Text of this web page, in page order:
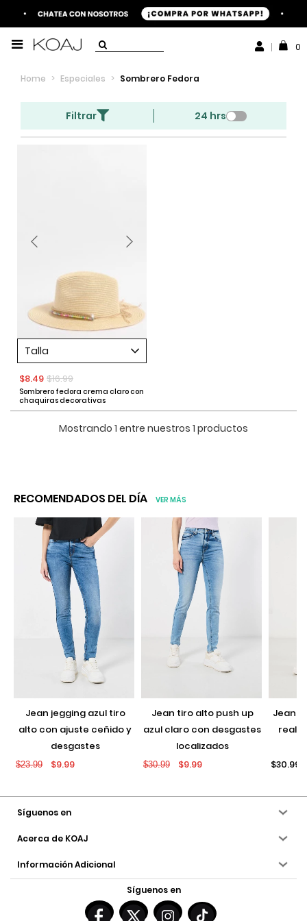
0
Home > Especiales > Sombrero Fedora
Filtrar 24 hrs
Talla
$8.49 $16.99
Sombrero fedora crema claro con
chaquiras decorativas
Mostrando 1 entre nuestros 1 productos
RECOMENDADOS DEL DÍA VER MÁS
jean jegging azul tiro
alto con ajuste ceñido y
desgastes
$23.99 $9.99
jean tiro alto push up
azul claro con desgastes
localizados
$30.99 $9.99
jean push up negro con
$30.99
Síguenos en
Acerca de KOAJ
Información Adicional
Síguenos en